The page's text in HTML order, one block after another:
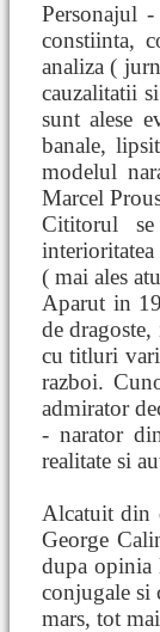
Personajul
constiinta,
analiza (
cauzalitatii
sunt alese
banale,
modelul
Marcel
Cititorul
( mai ales
Aparut in
de
cu titluri
razboi.
admirator
- narator
realitate si
Alcatuit din
George
dupa
conjugale si
mars, tot